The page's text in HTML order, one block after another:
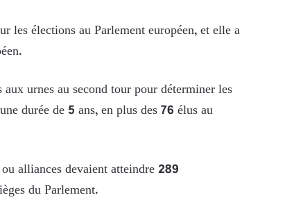
les élections au Parlement européen, et elle a
urnes au second tour pour déterminer les
durée de 5 ans, en plus des 76 élus au
alliances devaient atteindre 289
du Parlement.